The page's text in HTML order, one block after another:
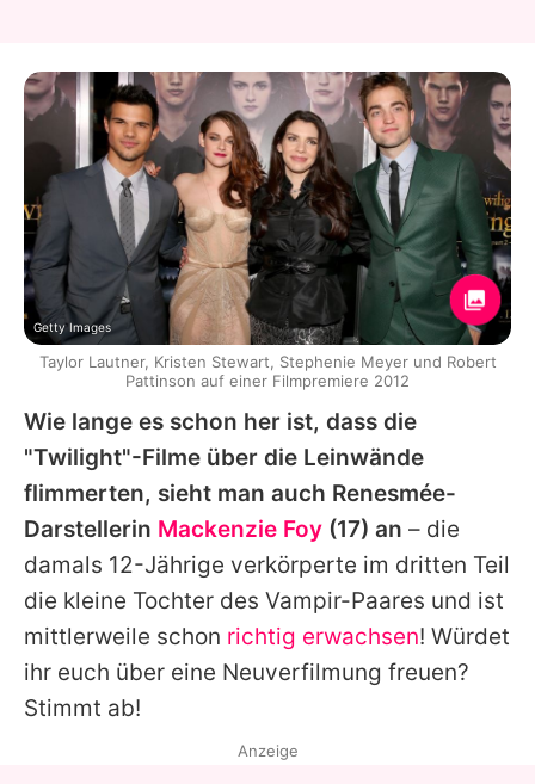
Wie lange es schon her ist, dass die
"Twilight"-Filme über die Leinwände
flimmerten, sieht man auch Renesmée-
Darstellerin Mackenzie Foy (17) an – die
damals 12-Jährige verkörperte im dritten Teil
die kleine Tochter des Vampir-Paares und ist
mittlerweile schon richtig erwachsen! Würdet
ihr euch über eine Neuverfilmung freuen?
Stimmt ab!
Getty Images
Taylor Lautner, Kristen Stewart, Stephenie Meyer und Robert
Pattinson auf einer Filmpremiere 2012
Anzeige